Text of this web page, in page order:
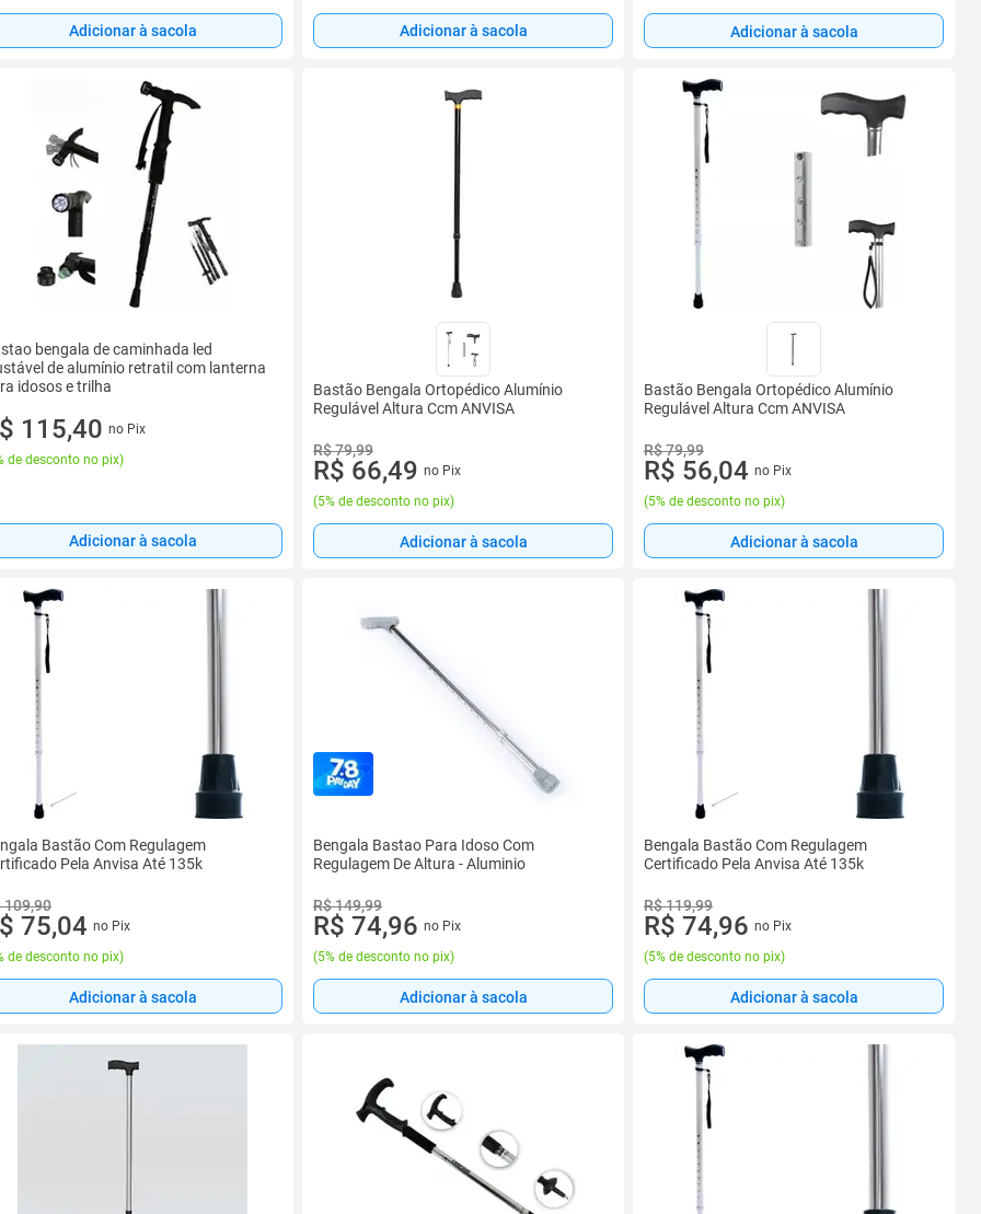
Adicionar à sacola Adicionar à sacola Adicionar à sacola
bengala de caminhada led
de alumínio retratil com lanterna
idosos e trilha
115,40 no Pix
de desconto no pix)
Adicionar à sacola
Bastão Bengala Ortopédico Alumínio
Regulável Altura Ccm ANVISA
R$ 79,99
R$ 66,49 no Pix
(5% de desconto no pix)
Adicionar à sacola
Bastão Bengala Ortopédico Alumínio
Regulável Altura Ccm ANVISA
R$ 79,99
R$ 56,04 no Pix
(5% de desconto no pix)
Adicionar à sacola
Bastão Com Regulagem
Pela Anvisa Até 135k
109,90
75,04 no Pix
de desconto no pix)
Adicionar à sacola
Bengala Bastao Para Idoso Com
Regulagem De Altura - Aluminio
R$ 149,99
R$ 74,96 no Pix
(5% de desconto no pix)
Adicionar à sacola
Bengala Bastão Com Regulagem
Certificado Pela Anvisa Até 135k
R$ 119,99
R$ 74,96 no Pix
(5% de desconto no pix)
Adicionar à sacola